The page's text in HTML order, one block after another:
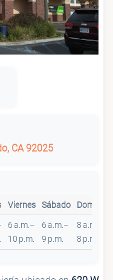
CA 92025
Viernes Sábado Domingo
6 a.m.–
10 p.m.
6 a.m.–
9 p.m.
8 a.m.–
8 p.m.